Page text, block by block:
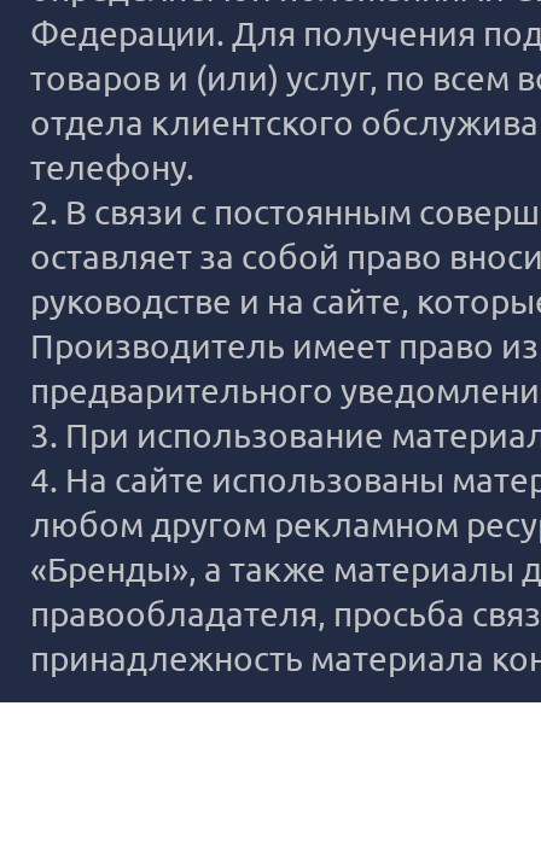
Федерации. Для получения
товаров и (или) услуг, по
отдела клиентского
телефону.
2. В связи с постоянным
оставляет за собой право
руководстве и на сайте,
Производитель имеет право
предварительного
3. При использование
4. На сайте использованы
любом другом рекламном
«Бренды», а также материалы
правообладателя, просьба
принадлежность материала